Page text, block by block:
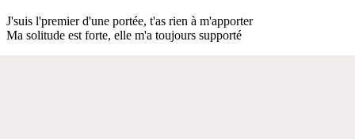
J'suis l'premier d'une portée, t'as rien à m'apporter
Ma solitude est forte, elle m'a toujours supporté